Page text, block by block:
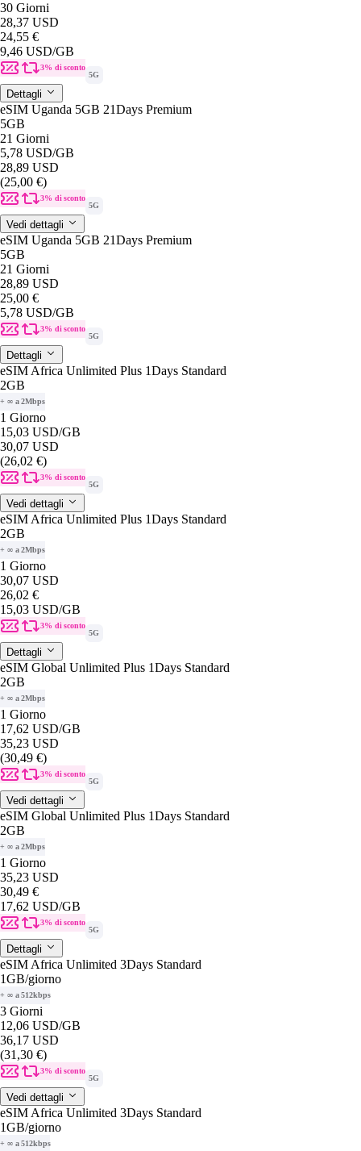
30 Giorni
28,37 USD
24,55 €
9,46 USD/GB
3% di sconto
5G
Dettagli
eSIM Uganda 5GB 21Days Premium
5GB
21 Giorni
5,78 USD/GB
28,89 USD
(25,00 €)
3% di sconto
5G
Vedi dettagli
eSIM Uganda 5GB 21Days Premium
5GB
21 Giorni
28,89 USD
25,00 €
5,78 USD/GB
3% di sconto
5G
Dettagli
eSIM Africa Unlimited Plus 1Days Standard
2GB
+ ∞ a 2Mbps
1 Giorno
15,03 USD/GB
30,07 USD
(26,02 €)
3% di sconto
5G
Vedi dettagli
eSIM Africa Unlimited Plus 1Days Standard
2GB
+ ∞ a 2Mbps
1 Giorno
30,07 USD
26,02 €
15,03 USD/GB
3% di sconto
5G
Dettagli
eSIM Global Unlimited Plus 1Days Standard
2GB
+ ∞ a 2Mbps
1 Giorno
17,62 USD/GB
35,23 USD
(30,49 €)
3% di sconto
5G
Vedi dettagli
eSIM Global Unlimited Plus 1Days Standard
2GB
+ ∞ a 2Mbps
1 Giorno
35,23 USD
30,49 €
17,62 USD/GB
3% di sconto
5G
Dettagli
eSIM Africa Unlimited 3Days Standard
1GB/giorno
+ ∞ a 512kbps
3 Giorni
12,06 USD/GB
36,17 USD
(31,30 €)
3% di sconto
5G
Vedi dettagli
eSIM Africa Unlimited 3Days Standard
1GB/giorno
+ ∞ a 512kbps